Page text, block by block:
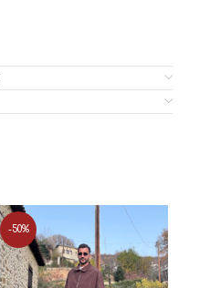
-50%